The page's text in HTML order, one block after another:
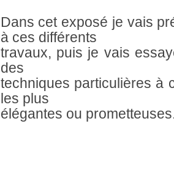
Dans cet exposé je vais
à ces différents
travaux, puis je vais
des
techniques particulières à
les plus
élégantes ou